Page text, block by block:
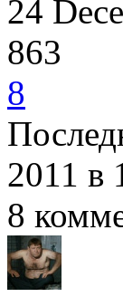
24
863
8
2011 в
8